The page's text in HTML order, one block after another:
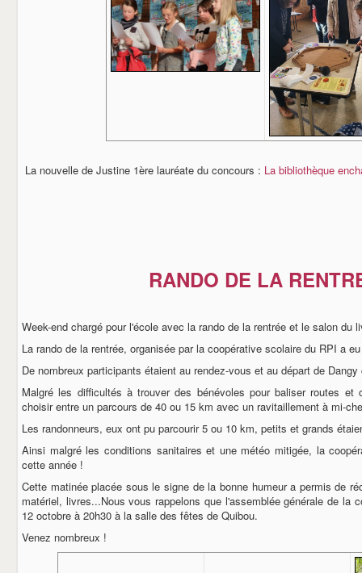
La nouvelle de Justine 1ère lauréate du concours : La bibliothèque
RANDO DE LA
Week-end chargé pour l'école avec la rando de la rentrée et le salon du
La rando de la rentrée, organisée par la coopérative scolaire du RPI a
De nombreux participants étaient au rendez-vous et au départ de
Malgré les difficultés à trouver des bénévoles pour baliser routes
choisir entre un parcours de 40 ou 15 km avec un ravitaillement à mi-
Les randonneurs, eux ont pu parcourir 5 ou 10 km, petits et grands
Ainsi malgré les conditions sanitaires et une météo mitigée, la
cette année !
Cette matinée placée sous le signe de la bonne humeur a permis de
matériel, livres...Nous vous rappelons que l'assemblée générale de la
12 octobre à 20h30 à la salle des fêtes de Quibou.
Venez nombreux !